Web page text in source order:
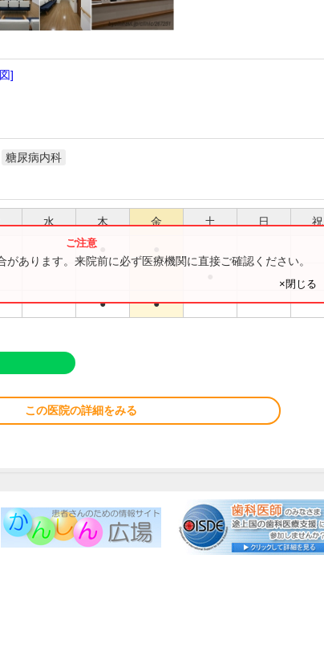
]
糖尿病内科
水 木 金 土 日 祝
● ●
あります。来院前に必ず医療機関に直接ご確認ください。
×閉じる
この医院の詳細をみる